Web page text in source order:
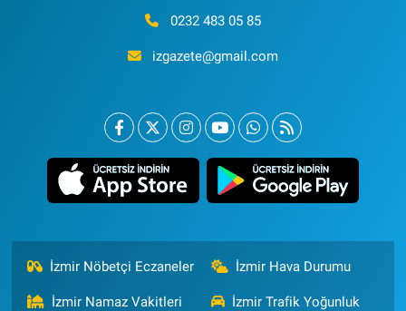
0232 483 05 85
izgazete@gmail.com
İzmir Nöbetçi Eczaneler İzmir Hava Durumu
İzmir Namaz Vakitleri
İzmir Trafik Yoğunluk